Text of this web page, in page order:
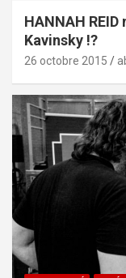
HANNAH
Kavinsky !?
26 octobre 2015